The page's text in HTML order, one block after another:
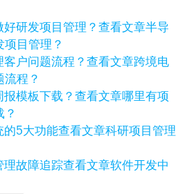
查看文章半导
目管理？
查看文章跨境电
程？
查看文章哪里有项
？
查看文章科研项目管理
查看文章软件开发中